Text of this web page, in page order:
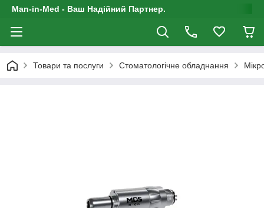
Man-in-Med - Ваш Надійний Партнер.
Товари та послуги Стоматологічне обладнання